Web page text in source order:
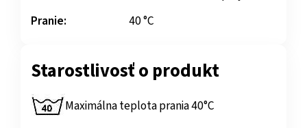
Pranie:
40 °C
Starostlivosť o produkt
Maximálna teplota prania 40°C